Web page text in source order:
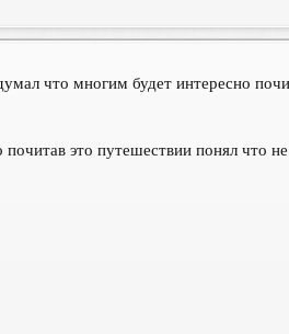
что многим будет интересно
это путешествии понял что